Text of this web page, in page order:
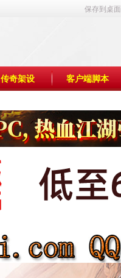
保存到桌面
传奇架设 客户端脚本